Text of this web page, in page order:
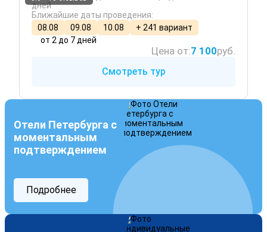
дней
Ближайшие даты проведения:
08.08
09.08 10.08
+ 241 вариант
от 2 до 7 дней
Цена от:7 100руб.
Смотреть тур
Отели Петербурга с
моментальным
подтверждением
Подробнее